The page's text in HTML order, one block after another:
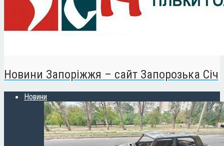
Новини Запоріжжя – сайт Запорозька Січ
Новини